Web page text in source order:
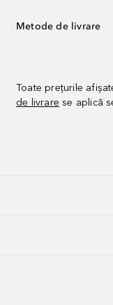
Metode de livrare
Toate prețurile
de livrare se aplică